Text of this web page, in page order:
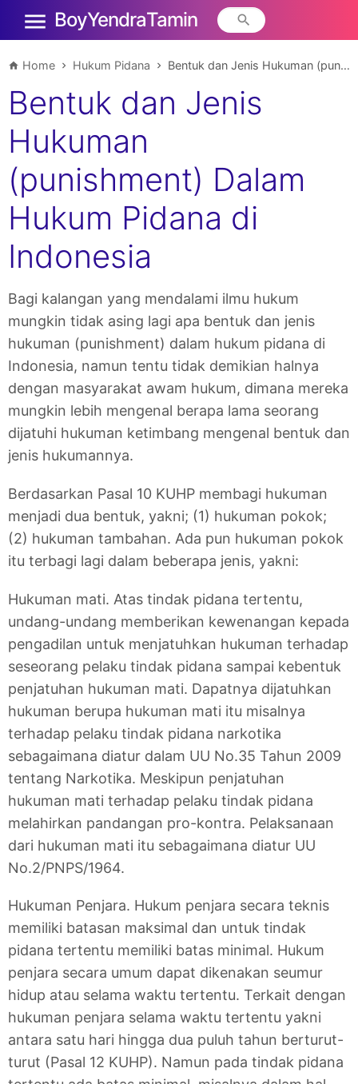
Boy Yendra Tamin
Home Hukum Pidana Bentuk dan Jenis Hukuman (punishment) Dalam Hukum Pidana di Indonesia
Bentuk dan Jenis
Hukuman
(punishment) Dalam
Hukum Pidana di
Indonesia
Bagi kalangan yang mendalami ilmu hukum
mungkin tidak asing lagi apa bentuk dan jenis
hukuman (punishment) dalam hukum pidana di
Indonesia, namun tentu tidak demikian halnya
dengan masyarakat awam hukum, dimana mereka
mungkin lebih mengenal berapa lama seorang
dijatuhi hukuman ketimbang mengenal bentuk dan
jenis hukumannya.
Berdasarkan Pasal 10 KUHP membagi hukuman
menjadi dua bentuk, yakni; (1) hukuman pokok;
(2) hukuman tambahan. Ada pun hukuman pokok
itu terbagi lagi dalam beberapa jenis, yakni:
Hukuman mati. Atas tindak pidana tertentu,
undang-undang memberikan kewenangan kepada
pengadilan untuk menjatuhkan hukuman terhadap
seseorang pelaku tindak pidana sampai kebentuk
penjatuhan hukuman mati. Dapatnya dijatuhkan
hukuman berupa hukuman mati itu misalnya
terhadap pelaku tindak pidana narkotika
sebagaimana diatur dalam UU No.35 Tahun 2009
tentang Narkotika. Meskipun penjatuhan
hukuman mati terhadap pelaku tindak pidana
melahirkan pandangan pro-kontra. Pelaksanaan
dari hukuman mati itu sebagaimana diatur UU
No.2/PNPS/1964.
Hukuman Penjara. Hukum penjara secara teknis
memiliki batasan maksimal dan untuk tindak
pidana tertentu memiliki batas minimal. Hukum
penjara secara umum dapat dikenakan seumur
hidup atau selama waktu tertentu. Terkait dengan
hukuman penjara selama waktu tertentu yakni
antara satu hari hingga dua puluh tahun berturut-
turut (Pasal 12 KUHP). Namun pada tindak pidana